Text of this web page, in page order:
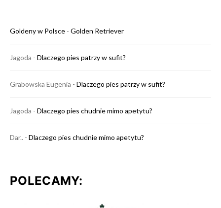
Goldeny w Polsce - Golden Retriever
Jagoda - Dlaczego pies patrzy w sufit?
Grabowska Eugenia - Dlaczego pies patrzy w sufit?
Jagoda - Dlaczego pies chudnie mimo apetytu?
Dar.. - Dlaczego pies chudnie mimo apetytu?
POLECAMY: